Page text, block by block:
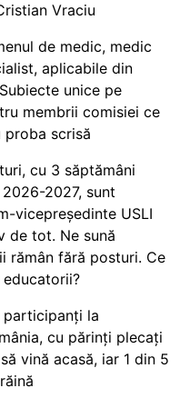
Vraciu
de medic, medic
aplicabile din
unice pe
membrii comisiei ce
proba scrisă
cu 3 săptămâni
2027, sunt
vicepreședinte USLI
de tot. Ne sună
rămân fără posturi. Ce
participanți la
cu părinți plecați
vină acasă, iar 1 din 5